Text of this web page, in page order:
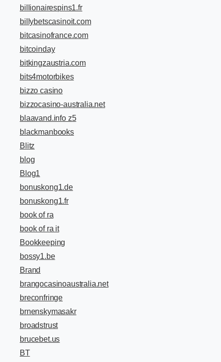
billionairespins1.fr
billybetscasinoit.com
bitcasinofrance.com
bitcoinday
bitkingzaustria.com
bits4motorbikes
bizzo casino
bizzocasino-australia.net
blaavand.info z5
blackmanbooks
Blitz
blog
Blog1
bonuskong1.de
bonuskong1.fr
book of ra
book of ra it
Bookkeeping
bossy1.be
Brand
brangocasinoaustralia.net
breconfringe
brnenskymasakr
broadstrust
brucebet.us
BT